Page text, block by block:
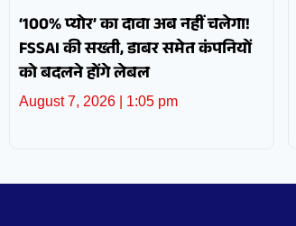
‘100% प्योर’ का दावा अब नहीं चलेगा!
FSSAI की सख्ती, डाबर समेत कंपनियों
को बदलने होंगे लेबल
August 7, 2026 1:05 pm